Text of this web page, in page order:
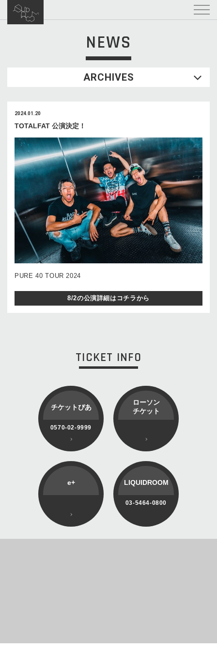
NEWS
ARCHIVES
2024.01.20
TOTALFAT 公演決定！
PURE 40 TOUR 2024
8/2の公演詳細はコチラから
TICKET INFO
チケットぴあ
0570-02-9999
ローソン
チケット
e+ LIQUIDROOM
03-5464-0800